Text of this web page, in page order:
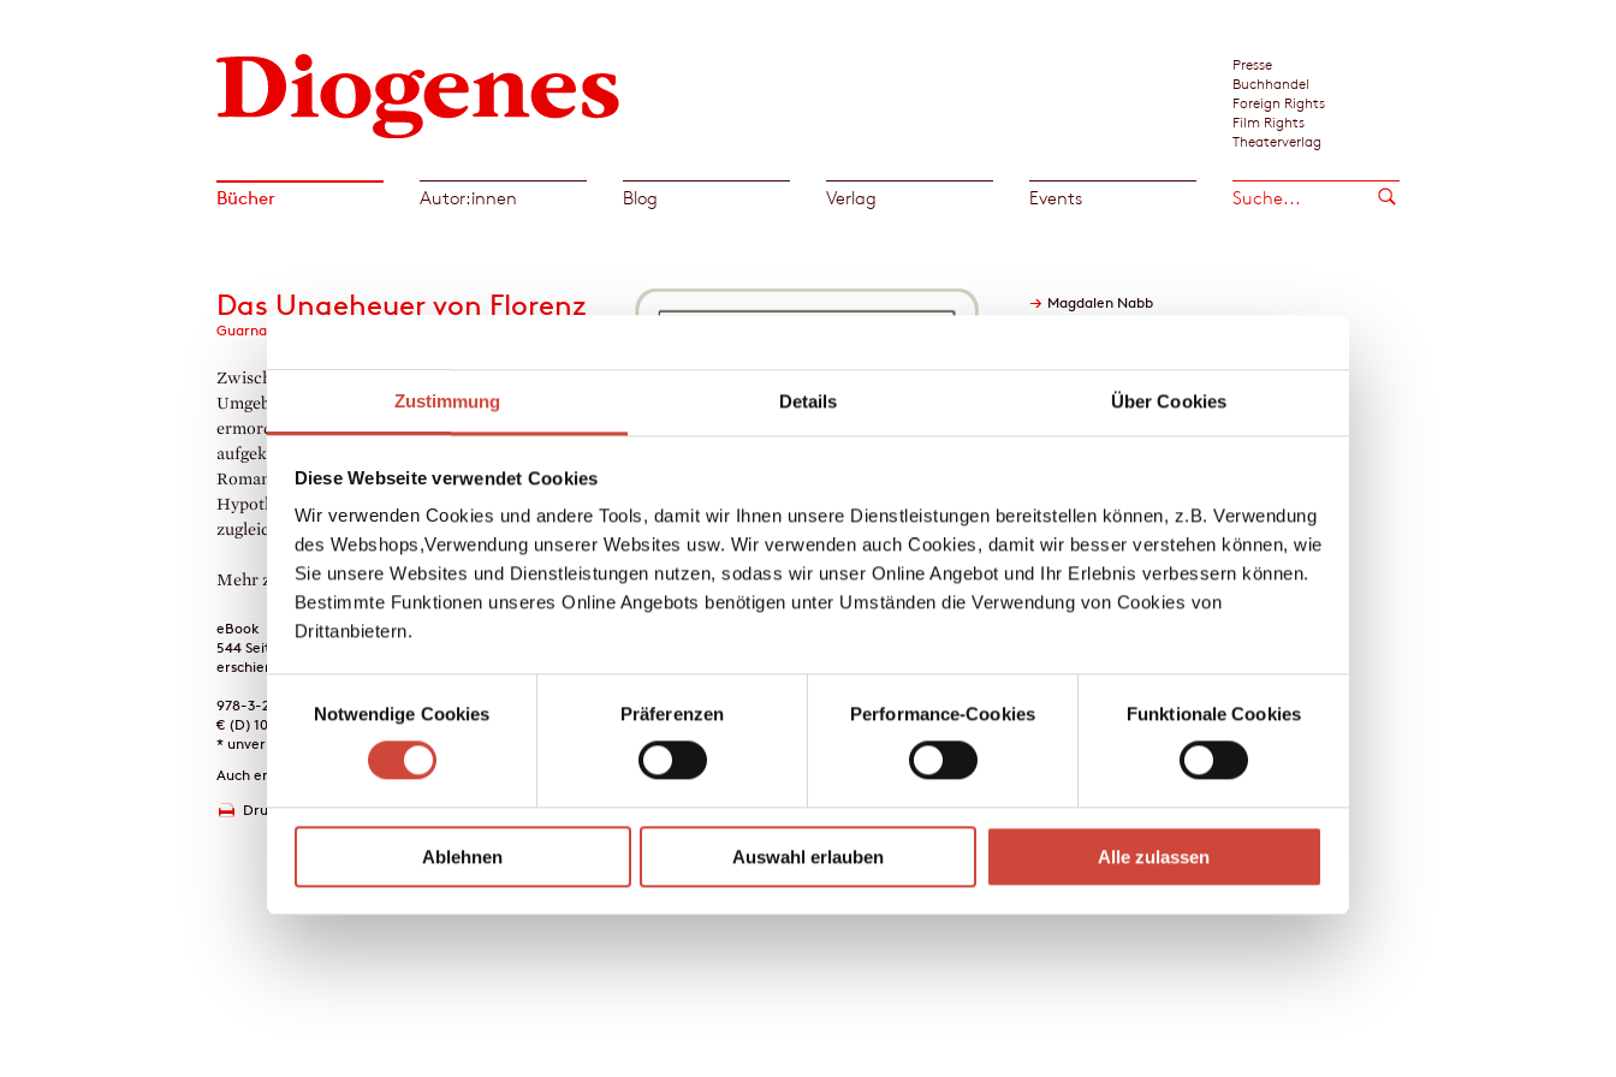
Zustimmung Details Über Cookies
Diese Webseite verwendet Cookies
Wir verwenden Cookies und andere Tools, damit wir Ihnen unsere Dienstleistungen bereitstellen können, z.B. Verwendung
des Webshops,Verwendung unserer Websites usw. Wir verwenden auch Cookies, damit wir besser verstehen können, wie
Sie unsere Websites und Dienstleistungen nutzen, sodass wir unser Online Angebot und Ihr Erlebnis verbessern können.
Bestimmte Funktionen unseres Online Angebots benötigen unter Umständen die Verwendung von Cookies von
Drittanbietern.
Notwendige Cookies
Präferenzen Performance-Cookies Funktionale Cookies
Ablehnen Auswahl erlauben Alle zulassen
Presse
Buchhandel
Foreign Rights
Film Rights
Theaterverlag
Bücher Autor:innen Blog Verlag Events
Kaufen
Das Ungeheuer von Florenz
Guarnaccias zehnter Fall
Zwischen 1968 und 1985 wurden in der
Umgebung von Florenz acht Liebespaare
ermordet – eine bis heute nicht restlos
aufgeklärte Verbrechensserie. Magdalen Nabbs
Roman über diesen wahren Fall ist plausible
Hypothese und spannendes Stück Literatur
zugleich.
Mehr zum Inhalt
eBook
544 Seiten (Printausgabe)
erschienen am 27. August 2014
978-3-257-60597-6
€ (D) 10.99 / sFr 14.00* / € (A) 10.99
* unverb. Preisempfehlung
Auch erhältlich als
Drucken
→ Magdalen Nabb